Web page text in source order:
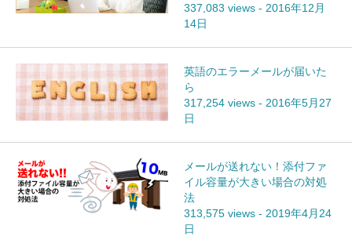
337,083 views - 2016年12月
14日
英語のエラーメールが届いた
ら
317,254 views - 2016年5月27
日
メールが送れない！添付ファ
イル容量が大きい場合の対処
法
313,575 views - 2019年4月24
日